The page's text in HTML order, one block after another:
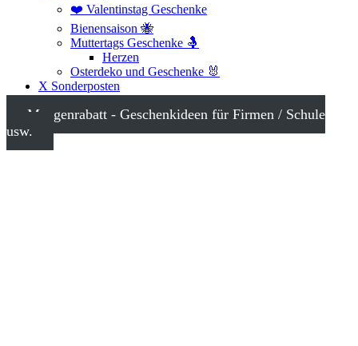
❤️ Valentinstag Geschenke
Bienensaison 🐝
Muttertags Geschenke 🤱
Herzen
Osterdeko und Geschenke 🐰
X Sonderposten
Mengenrabatt - Geschenkideen für Firmen / Schule
usw.